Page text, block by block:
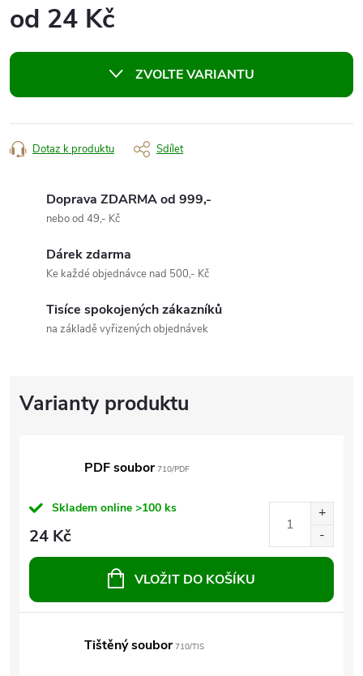
od 24 Kč
cena:
ZVOLTE VARIANTU
Dotaz k produktu Sdílet
Doprava ZDARMA od 999,-
nebo od 49,- Kč
Dárek zdarma
Ke každé objednávce nad 500,- Kč
Tisíce spokojených zákazníků
na základě vyřizených objednávek
PDF soubor710/PDF
Skladem online >100 ks
24 Kč
VLOŽIT DO KOŠÍKU
Tištěný soubor710/TIS